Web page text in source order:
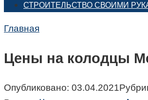
СТРОИТЕЛЬСТВО СВОИМИ
Главная
Цены на колодцы
Опубликовано: 03.04.2021